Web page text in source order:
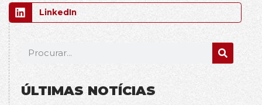
LinkedIn
ÚLTIMAS NOTÍCIAS